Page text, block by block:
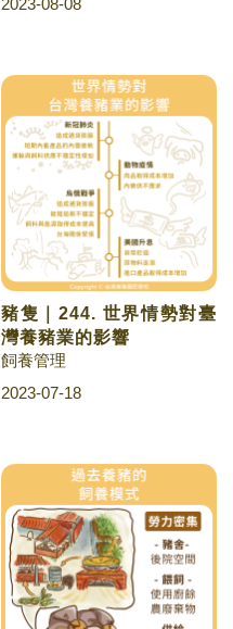
2023-08-08
豬隻｜244. 世界情勢對臺
灣養豬業的影響
飼養管理
2023-07-18